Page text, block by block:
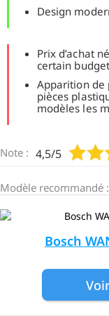
Design
Prix d’achat
certain budget
Apparition de
pièces
modèles les
Note : 4,5/5
Modèle recommandé :
Bosch